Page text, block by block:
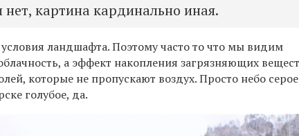
нет, картина кардинально иная.
ландшафта. Поэтому часто то что мы видим
а эффект накопления загрязняющих
которые не пропускают воздух. Просто небо
голубое, да.